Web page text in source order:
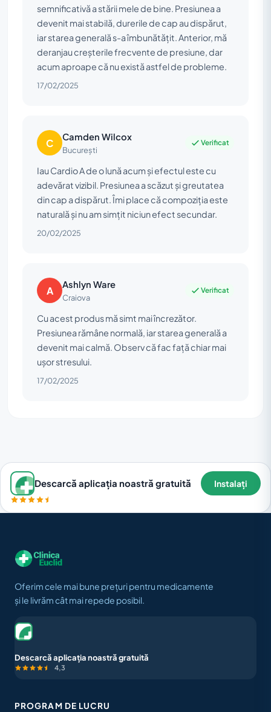
semnificativă a stării mele de bine. Presiunea a
devenit mai stabilă, durerile de cap au dispărut,
iar starea generală s-a îmbunătățit. Anterior, mă
deranjau creșterile frecvente de presiune, dar
acum aproape că nu există astfel de probleme.
17/02/2025
C Camden Wilcox
București
Verificat
Iau Cardio A de o lună acum și efectul este cu
adevărat vizibil. Presiunea a scăzut și greutatea
din cap a dispărut. Îmi place că compoziția este
naturală și nu am simțit niciun efect secundar.
20/02/2025
A Ashlyn Ware
Craiova
Verificat
Cu acest produs mă simt mai încrezător.
Presiunea rămâne normală, iar starea generală a
devenit mai calmă. Observ că fac față chiar mai
ușor stresului.
17/02/2025
Descarcă aplicația noastră gratuită Instalați
Oferim cele mai bune prețuri pentru medicamente
și le livrăm cât mai repede posibil.
Descarcă aplicația noastră gratuită
4,3
PROGRAM DE LUCRU